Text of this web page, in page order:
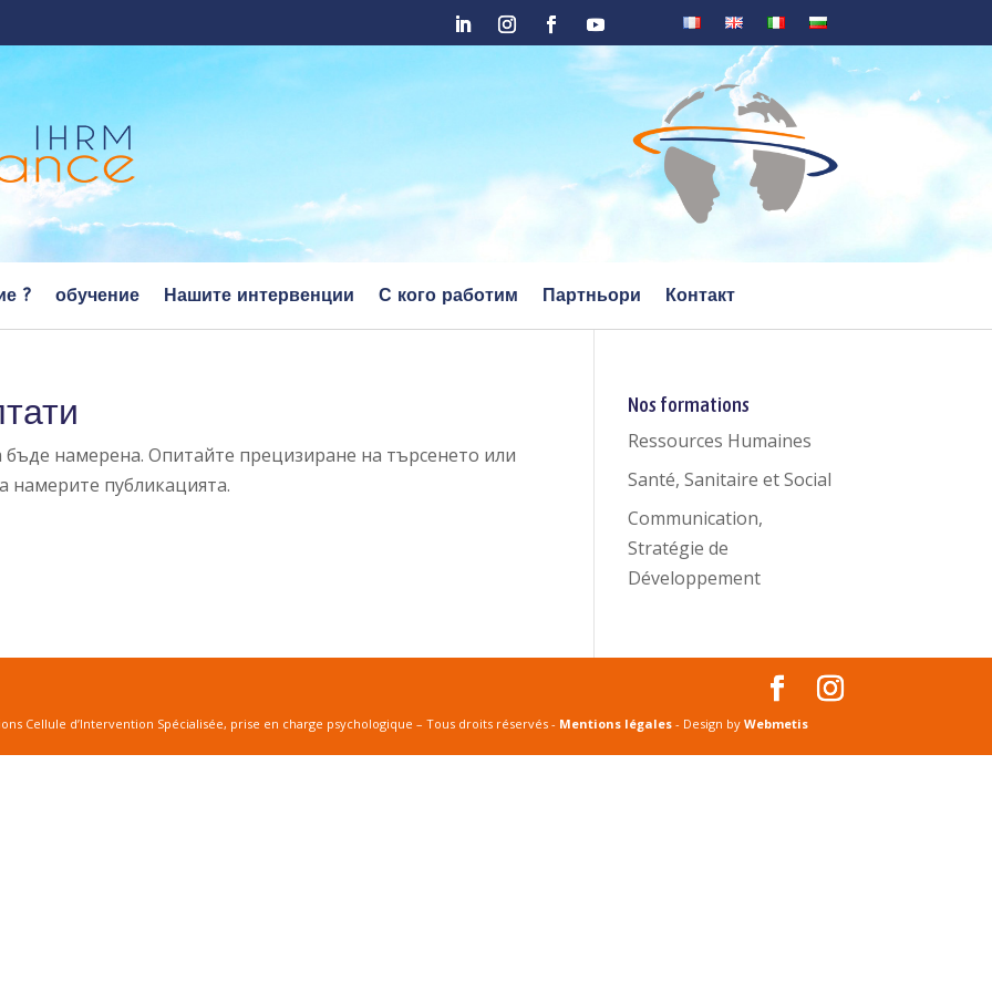
? обучение Нашите интервенции С кого работим Партньори Контакт
намерена. Опитайте прецизиране на търсенето или
намерите публикацията.
Nos formations
Ressources Humaines
Santé, Sanitaire et Social
Communication,
Stratégie de
Développement
Cellule d’Intervention Spécialisée, prise en charge psychologique – Tous droits réservés - Mentions légales - Design byWebmetis